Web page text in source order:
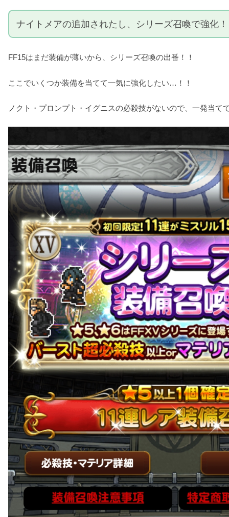
ナイトメアの追加されたし、シリーズ召喚で強化！
FF15はまだ装備が薄いから、シリーズ召喚の出番！！
ここでいくつか装備を当てて一気に強化したい…！！
ノクト・プロンプト・イグニスの必殺技がないので、一発当て